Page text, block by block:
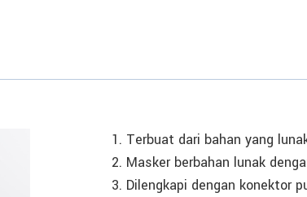
1. Terbuat dari bahan yang
2. Masker berbahan lunak
3. Dilengkapi dengan konektor